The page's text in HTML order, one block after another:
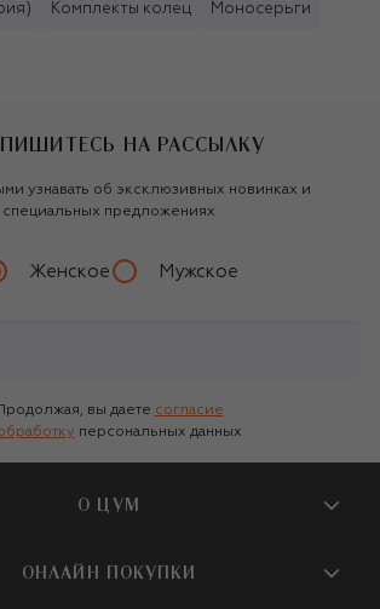
Комплекты колец Моносерьги
НА РАССЫЛКУ
узнавать об эксклюзивных новинках и
специальных предложениях
Женское Мужское
вы даете согласие
персональных данных
О ЦУМ
О магазине
ОНЛАЙН ПОКУПКИ